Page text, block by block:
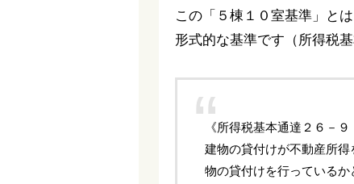
この「５棟１０室基準」と
形式的な基準です（所得税
《所得税基本通達２６－
建物の貸付けが不動産所
物の貸付けを行っている